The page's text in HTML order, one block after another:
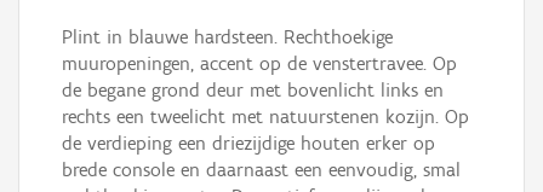
Plint in blauwe hardsteen. Rechthoekige
muuropeningen, accent op de venstertravee. Op
de begane grond deur met bovenlicht links en
rechts een tweelicht met natuurstenen kozijn. Op
de verdieping een driezijdige houten erker op
brede console en daarnaast een eenvoudig, smal